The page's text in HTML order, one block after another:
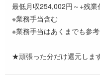
最低月収254,002円～+残業
※業務手当含む
※業務手当はあくまでも参
★頑張った分だけ還元しま